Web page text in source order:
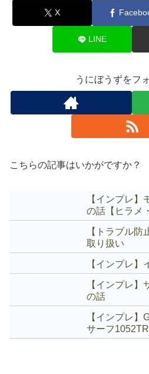
X
LINE
うにぼうずをフ
こちらの記事はいかがですか？
【インプレ
の話【ヒラメ
【トラブル
取り扱い
【インプレ】
【インプレ
の話
【インプレ
サーフ1052TR